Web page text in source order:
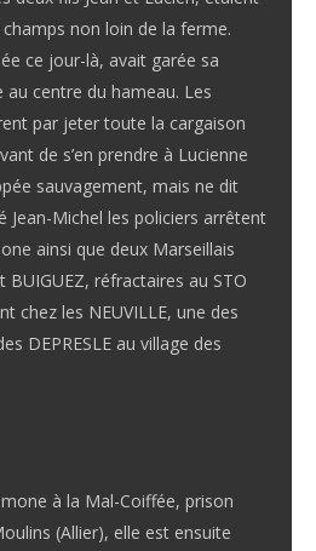
non loin de la ferme.
ce jour-là, avait garée sa
centre du hameau. Les
par jeter toute la cargaison
de s’en prendre à Lucienne
sauvagement, mais ne dit
Jean-Michel les policiers arrêtent
ainsi que deux Marseillais
BUIGUEZ, réfractaires au STO
chez les NEUVILLE, une des
DEPRESLE au village des
à la Mal-Coiffée, prison
(Allier), elle est ensuite